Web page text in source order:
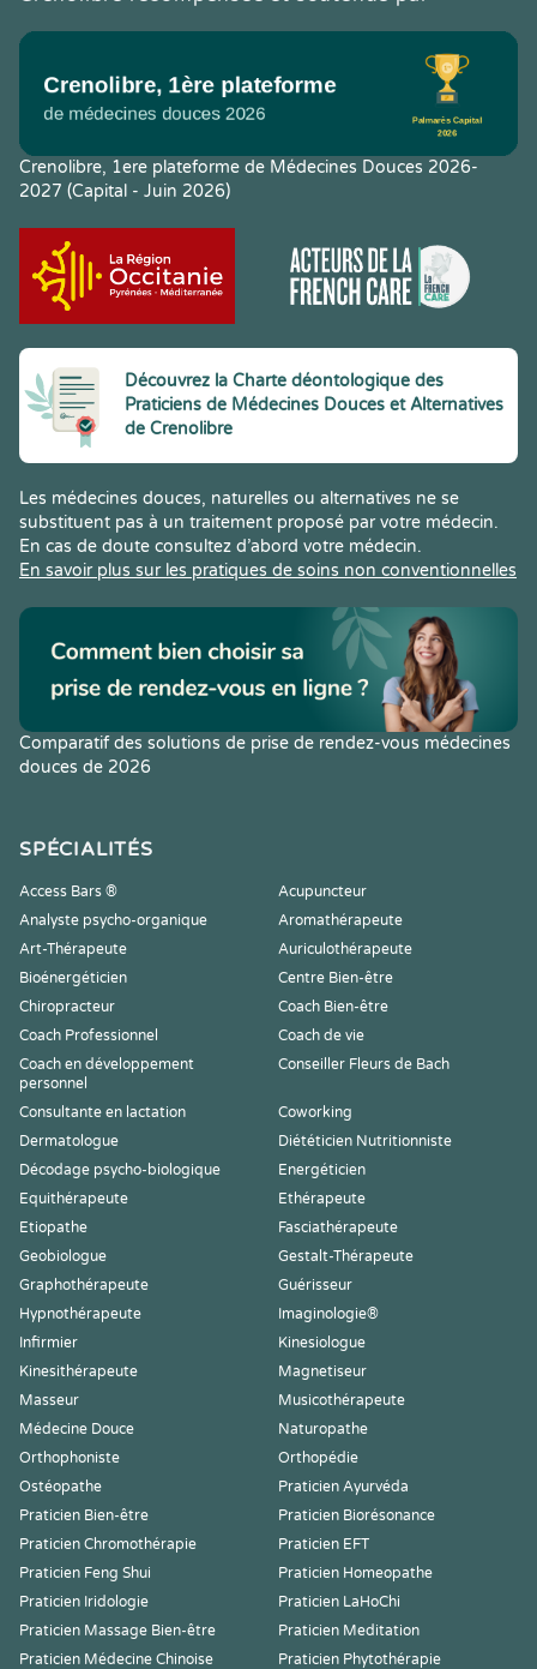
Crenolibre, 1ere plateforme de Médecines Douces 2026-
2027 (Capital - Juin 2026)
Découvrez la Charte déontologique des
Praticiens de Médecines Douces et Alternatives
de Crenolibre
Les médecines douces, naturelles ou alternatives ne se
substituent pas à un traitement proposé par votre médecin.
En cas de doute consultez d’abord votre médecin.
En savoir plus sur les pratiques de soins non conventionnelles
Comparatif des solutions de prise de rendez-vous médecines
douces de 2026
SPÉCIALITÉS
Access Bars ®
Acupuncteur
Analyste psycho-organique
Aromathérapeute
Art-Thérapeute
Auriculothérapeute
Bioénergéticien
Centre Bien-être
Chiropracteur
Coach Bien-être
Coach Professionnel
Coach de vie
Coach en développement
personnel
Conseiller Fleurs de Bach
Consultante en lactation
Coworking
Dermatologue
Diététicien Nutritionniste
Décodage psycho-biologique
Energéticien
Equithérapeute
Ethérapeute
Etiopathe
Fasciathérapeute
Geobiologue
Gestalt-Thérapeute
Graphothérapeute
Guérisseur
Hypnothérapeute
Imaginologie®
Infirmier
Kinesiologue
Kinesithérapeute
Magnetiseur
Masseur
Musicothérapeute
Médecine Douce
Naturopathe
Orthophoniste
Orthopédie
Ostéopathe
Praticien Ayurvéda
Praticien Bien-être
Praticien Biorésonance
Praticien Chromothérapie
Praticien EFT
Praticien Feng Shui
Praticien Homeopathe
Praticien Iridologie
Praticien LaHoChi
Praticien Massage Bien-être
Praticien Meditation
Praticien Médecine Chinoise
Praticien Phytothérapie